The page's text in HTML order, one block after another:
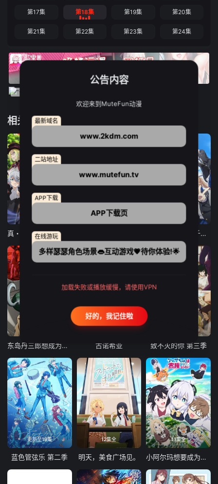
第17集 第18集 第19集 第20集
第21集 第22集 第23集 第24集
相关推荐
12集全
弹珠汽水瓶里的千岁同学
东岛丹三郎想成为假面骑士
更新至21集
古诺希亚 致不灭的你 第三季
更新至19集
蓝色管弦乐 第二季
12集全
明天，美食广场见。
11集全
小阿尔玛想要成为家人
公告内容
欢迎来到MuteFun动漫
最新域名
www.2kdm.com
二站地址
www.mutefun.tv
APP下载
APP下载页
在线游玩
多样瑟瑟角色场景👄互动游戏💗待你体验!🌟
加载失败或播放缓慢，请使用VPN
好的，我记住啦